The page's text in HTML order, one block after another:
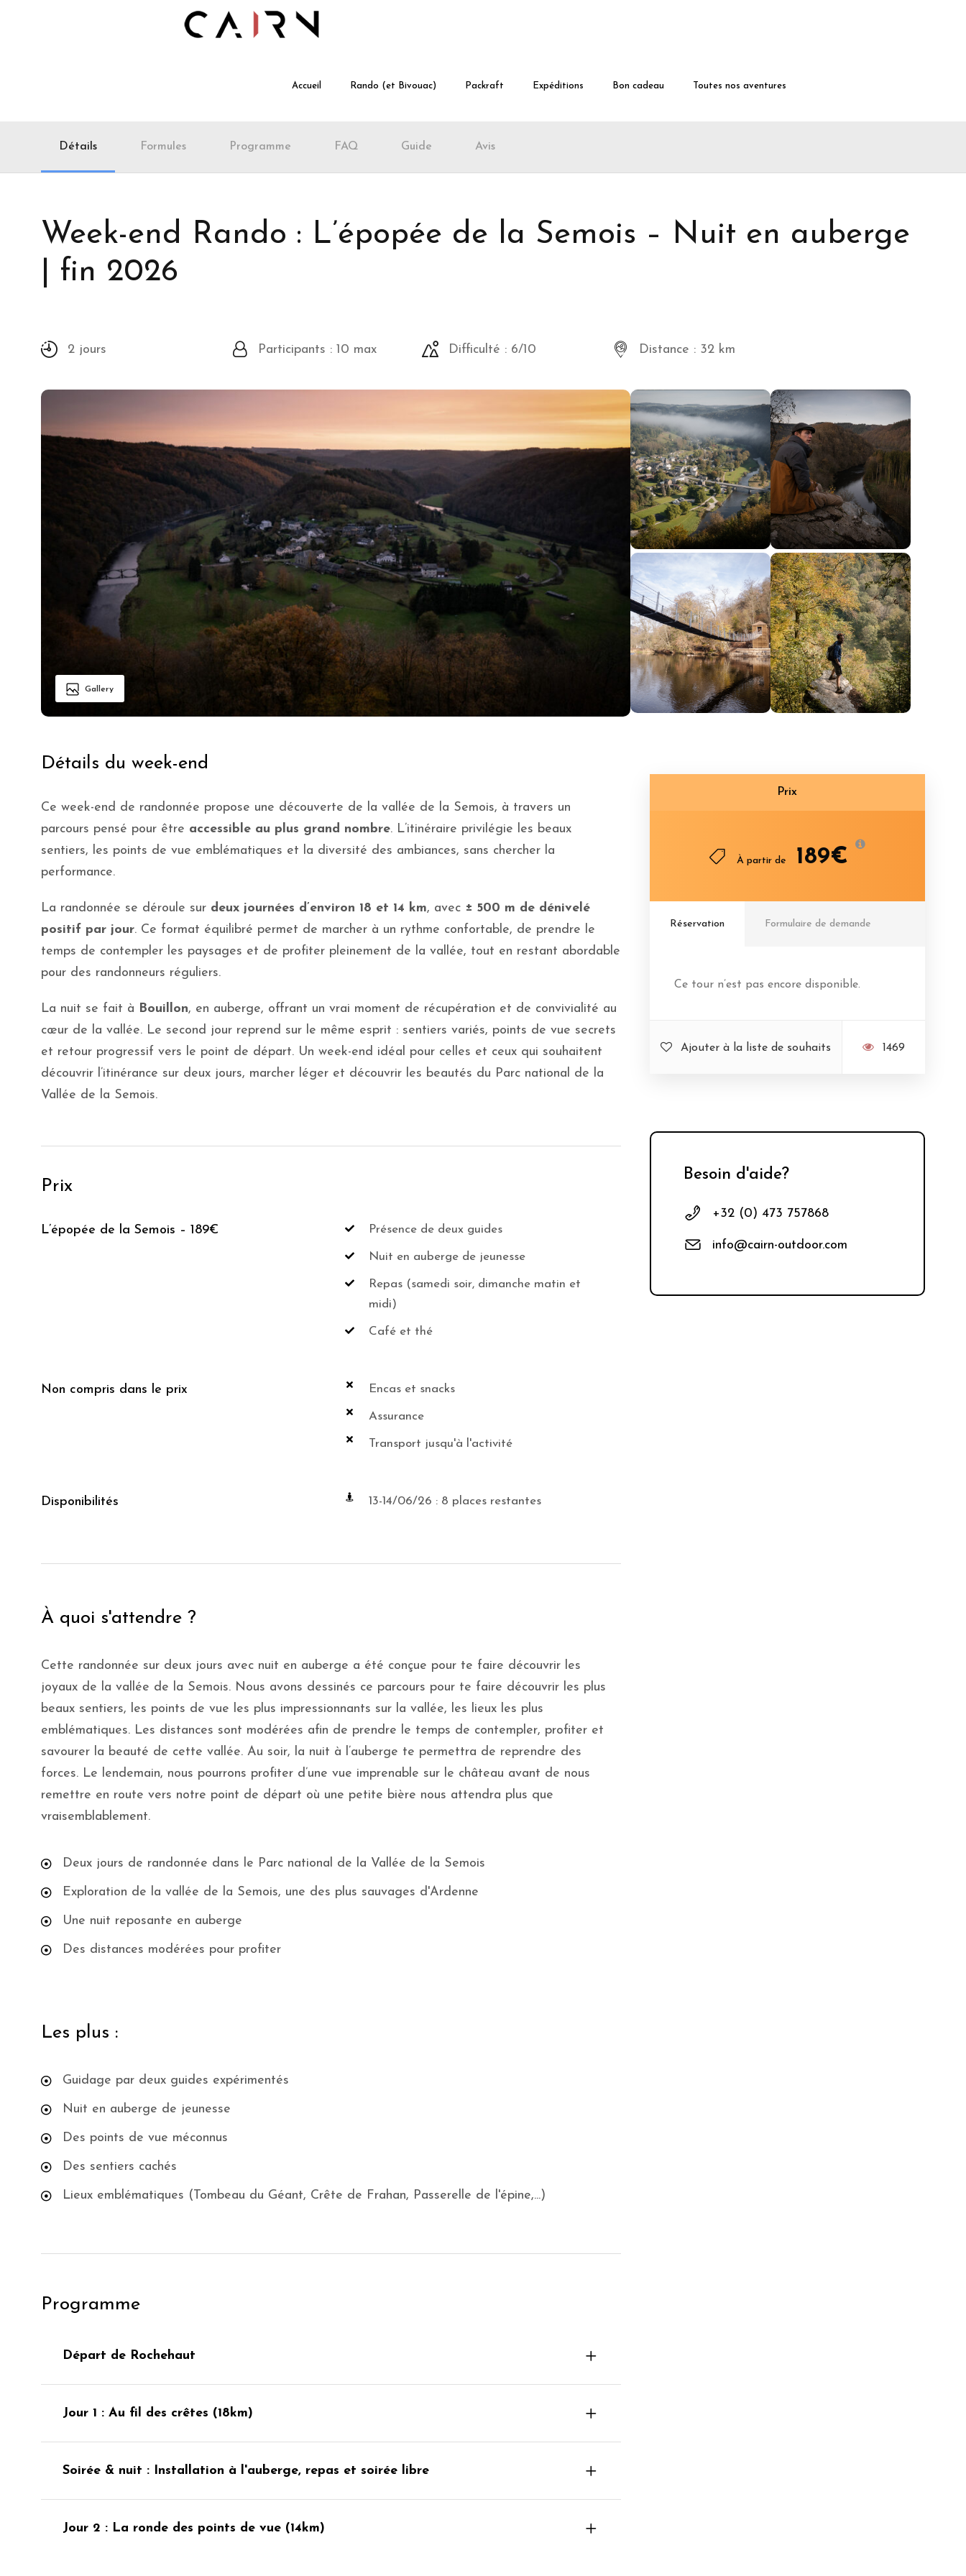
Accueil Rando (et Bivouac) Packraft Expéditions Bon cadeau Toutes nos aventures
Détails Formules Programme FAQ Guide Avis
Week-end Rando : L’épopée de la Semois – Nuit en auberge
| fin 2026
2 jours Participants : 10 max Difficulté : 6/10 Distance : 32 km
Gallery
Détails du week-end
Ce week-end de randonnée propose une découverte de la vallée de la Semois, à travers un
parcours pensé pour être accessible au plus grand nombre. L’itinéraire privilégie les beaux
sentiers, les points de vue emblématiques et la diversité des ambiances, sans chercher la
performance.
La randonnée se déroule sur deux journées d’environ 18 et 14 km, avec ± 500 m de dénivelé
positif par jour. Ce format équilibré permet de marcher à un rythme confortable, de prendre le
temps de contempler les paysages et de profiter pleinement de la vallée, tout en restant abordable
pour des randonneurs réguliers.
La nuit se fait à Bouillon, en auberge, offrant un vrai moment de récupération et de convivialité au
cœur de la vallée. Le second jour reprend sur le même esprit : sentiers variés, points de vue secrets
et retour progressif vers le point de départ. Un week-end idéal pour celles et ceux qui souhaitent
découvrir l’itinérance sur deux jours, marcher léger et découvrir les beautés du Parc national de la
Vallée de la Semois.
Prix
L’épopée de la Semois – 189€ Présence de deux guides
Nuit en auberge de jeunesse
Repas (samedi soir, dimanche matin et
midi)
Café et thé
Non compris dans le prix Encas et snacks
Assurance
Transport jusqu'à l'activité
Disponibilités 13-14/06/26 : 8 places restantes
À quoi s'attendre ?
Cette randonnée sur deux jours avec nuit en auberge a été conçue pour te faire découvrir les
joyaux de la vallée de la Semois. Nous avons dessinés ce parcours pour te faire découvrir les plus
beaux sentiers, les points de vue les plus impressionnants sur la vallée, les lieux les plus
emblématiques. Les distances sont modérées afin de prendre le temps de contempler, profiter et
savourer la beauté de cette vallée. Au soir, la nuit à l’auberge te permettra de reprendre des
forces. Le lendemain, nous pourrons profiter d’une vue imprenable sur le château avant de nous
remettre en route vers notre point de départ où une petite bière nous attendra plus que
vraisemblablement.
Deux jours de randonnée dans le Parc national de la Vallée de la Semois
Exploration de la vallée de la Semois, une des plus sauvages d'Ardenne
Une nuit reposante en auberge
Des distances modérées pour profiter
Les plus :
Guidage par deux guides expérimentés
Nuit en auberge de jeunesse
Des points de vue méconnus
Des sentiers cachés
Lieux emblématiques (Tombeau du Géant, Crête de Frahan, Passerelle de l'épine,...)
Programme
Départ de Rochehaut
Jour 1 : Au fil des crêtes (18km)
Soirée & nuit : Installation à l'auberge, repas et soirée libre
Jour 2 : La ronde des points de vue (14km)
Prix
À partir de 189€
Réservation Formulaire de demande
Ce tour n’est pas encore disponible.
Ajouter à la liste de souhaits 1469
Besoin d'aide?
+32 (0) 473 757868
info@cairn-outdoor.com